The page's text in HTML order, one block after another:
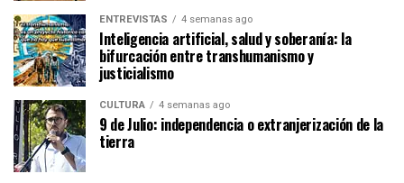
ENTREVISTAS 4 semanas ago
Inteligencia artificial, salud y soberanía: la
bifurcación entre transhumanismo y
justicialismo
CULTURA 4 semanas ago
9 de Julio: independencia o extranjerización de la
tierra